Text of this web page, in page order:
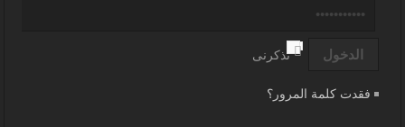
تذكرنى
فقدت كلمة المرور؟